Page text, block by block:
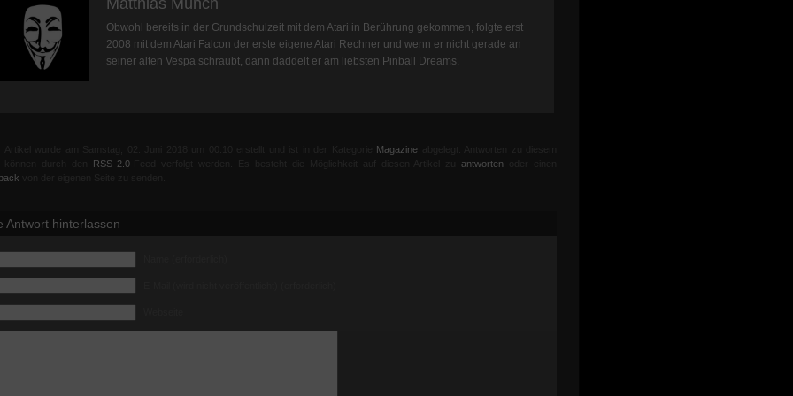
Matthias Münch
Obwohl bereits in der Grundschulzeit mit dem Atari in Berührung gekommen, folgte erst
2008 mit dem Atari Falcon der erste eigene Atari Rechner und wenn er nicht gerade an
seiner alten Vespa schraubt, dann daddelt er am liebsten Pinball Dreams.
Magazine
RSS 2.0 -Feed verfolgt werden. Es besteht die Möglichkeit auf diesen Artikel zuantworten
Antwort hinterlassen